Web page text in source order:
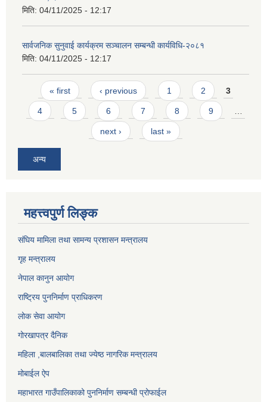
मिति: 04/11/2025 - 12:17
सार्वजनिक सुनुवाई कार्यक्रम सञ्चालन सम्बन्धी कार्यविधि-२०८१
मिति: 04/11/2025 - 12:17
Pages
« first ‹ previous 1 2 3
4 5 6 7 8 9
next › last »
अन्य
महत्त्वपुर्ण लिङ्क
संघिय मामिला तथा सामन्य प्रशासन मन्त्रालय
गृह मन्त्रालय
नेपाल कानुन आयोग
राष्ट्रिय पुननिर्माण प्राधिकरण
लोक सेवा आयोग
गोरखापत्र दैनिक
महिला ,बालबालिका तथा ज्येष्ठ नागरिक मन्त्रालय
मोबाईल ऐप
महाभारत गाउँपालिकाको पुननिर्माण सम्बन्धी प्रोफाईल